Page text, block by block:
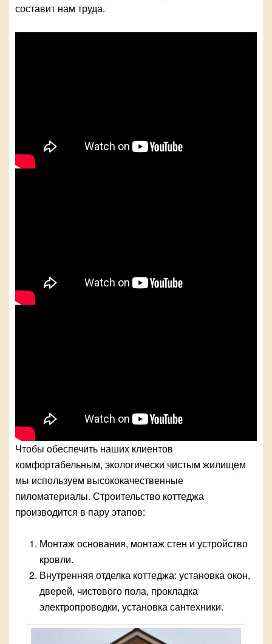
составит нам труда.
Чтобы обеспечить наших клиентов
комфортабельным, экологически чистым жилищем
мы используем высококачественные
пиломатериалы. Строительство коттеджа
производится в пару этапов:
Монтаж основания, монтаж стен и устройство
кровли.
Внутренняя отделка коттеджа: установка окон,
дверей, чистового пола, прокладка
электропроводки, установка сантехники.